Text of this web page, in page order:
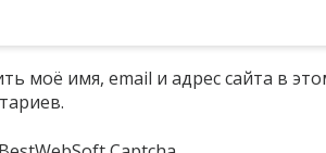
моё имя, email и адрес сайта в